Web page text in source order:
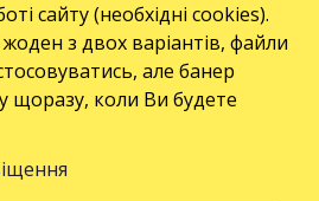
сайту (необхідні cookies).
з двох варіантів, файли
але банер
щоразу, коли Ви будете
GO2SHOW.CZ s.r.o., Praha, IČO:
680/1
v obchodním rejstříku vedeném Městským
418867.